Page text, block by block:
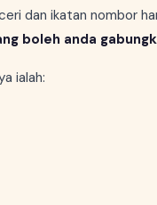
dan ikatan nombor
boleh anda
ialah: